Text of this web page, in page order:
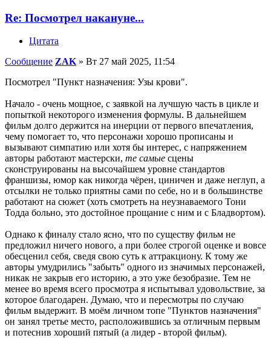
Re: Посмотрел накануне...
Цитата
Сообщение ZAK » Вт 27 май 2025, 11:54
Посмотрел "Пункт назначения: Узы крови".
Начало - очень мощное, с заявкой на лучшую часть в цикле и
попыткой некоторого изменения формулы. В дальнейшем
фильм долго держится на инерции от первого впечатления,
чему помогает то, что персонажи хорошо прописаны и
вызывают симпатию или хотя бы интерес, с напряжением
авторы работают мастерски, те самые сцены
сконструированы на высочайшем уровне стандартов
франшизы, юмор как никогда чёрен, циничен и даже неглуп, а
отсылки не только приятны сами по себе, но и в большинстве
работают на сюжет (хоть смотреть на неузнаваемого Тони
Тодда больно, это достойное прощание с ним и с Бладвортом).
Однако к финалу стало ясно, что по существу фильм не
предложил ничего нового, а при более строгой оценке и вовсе
обесценил себя, сведя свою суть к аттракциону. К тому же
авторы умудрились "забыть" одного из значимых персонажей,
никак не закрыв его историю, а это уже безобразие. Тем не
менее во время всего просмотра я испытывал удовольствие, за
которое благодарен. Думаю, что и пересмотры по случаю
фильм выдержит. В моём личном топе "Пунктов назначения"
он занял третье место, расположившись за отличным первым
и потеснив хороший пятый (а лидер - второй фильм).